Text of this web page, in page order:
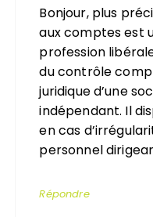
Bonjour, plus
aux comptes est
profession
du contrôle
juridique d’une
indépendant. Il
en cas
personnel
Répondre